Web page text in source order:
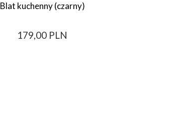
Blat kuchenny (czarny)
179,00 PLN